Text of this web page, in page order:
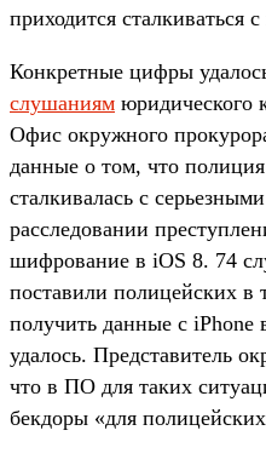
приходится сталкиваться
Конкретные цифры
слушаниям юридического
Офис окружного
данные о том, что
сталкивалась с
расследовании
шифрование в iOS 8. 74
поставили полицейских в
получить данные с iPhone
удалось. Представитель
что в ПО для таких
бекдоры «для